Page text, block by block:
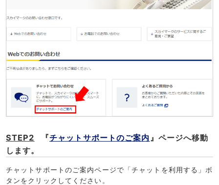
STEP2 『チャットサポートのご案内 』ページへ移動
します。
チャットサポートのご案内ページで「チャットを利用する」ボ
タンをクリックしてください。